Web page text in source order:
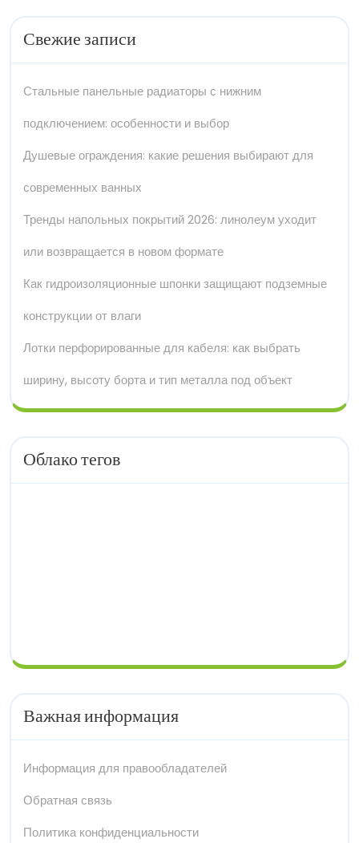
Свежие записи
Стальные панельные радиаторы с нижним
подключением: особенности и выбор
Душевые ограждения: какие решения выбирают для
современных ванных
Тренды напольных покрытий 2026: линолеум уходит
или возвращается в новом формате
Как гидроизоляционные шпонки защищают подземные
конструкции от влаги
Лотки перфорированные для кабеля: как выбрать
ширину, высоту борта и тип металла под объект
Облако тегов
Важная информация
Информация для правообладателей
Обратная связь
Политика конфиденциальности